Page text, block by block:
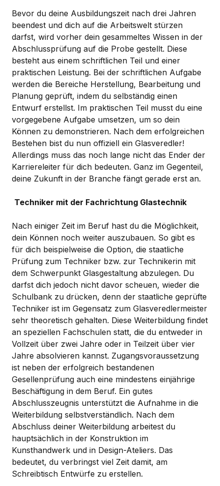
Bevor du deine Ausbildungszeit nach drei Jahren
beendest und dich auf die Arbeitswelt stürzen
darfst, wird vorher dein gesammeltes Wissen in der
Abschlussprüfung auf die Probe gestellt. Diese
besteht aus einem schriftlichen Teil und einer
praktischen Leistung. Bei der schriftlichen Aufgabe
werden die Bereiche Herstellung, Bearbeitung und
Planung geprüft, indem du selbständig einen
Entwurf erstellst. Im praktischen Teil musst du eine
vorgegebene Aufgabe umsetzen, um so dein
Können zu demonstrieren. Nach dem erfolgreichen
Bestehen bist du nun offiziell ein Glasveredler!
Allerdings muss das noch lange nicht das Ender der
Karriereleiter für dich bedeuten. Ganz im Gegenteil,
deine Zukunft in der Branche fängt gerade erst an.
Techniker mit der Fachrichtung Glastechnik
Nach einiger Zeit im Beruf hast du die Möglichkeit,
dein Können noch weiter auszubauen. So gibt es
für dich beispielweise die Option, die staatliche
Prüfung zum Techniker bzw. zur Technikerin mit
dem Schwerpunkt Glasgestaltung abzulegen. Du
darfst dich jedoch nicht davor scheuen, wieder die
Schulbank zu drücken, denn der staatliche geprüfte
Techniker ist im Gegensatz zum Glasveredlermeister
sehr theoretisch gehalten. Diese Weiterbildung findet
an speziellen Fachschulen statt, die du entweder in
Vollzeit über zwei Jahre oder in Teilzeit über vier
Jahre absolvieren kannst. Zugangsvoraussetzung
ist neben der erfolgreich bestandenen
Gesellenprüfung auch eine mindestens einjährige
Beschäftigung in dem Beruf. Ein gutes
Abschlusszeugnis unterstützt die Aufnahme in die
Weiterbildung selbstverständlich. Nach dem
Abschluss deiner Weiterbildung arbeitest du
hauptsächlich in der Konstruktion im
Kunsthandwerk und in Design-Ateliers. Das
bedeutet, du verbringst viel Zeit damit, am
Schreibtisch Entwürfe zu erstellen.